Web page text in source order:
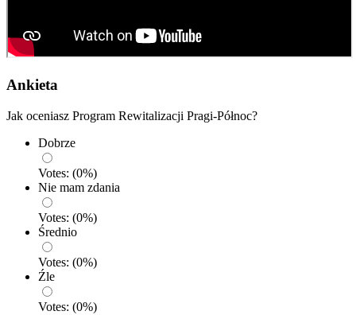
Ankieta
Jak oceniasz Program Rewitalizacji Pragi-Północ?
Dobrze
Votes: (0%)
Nie mam zdania
Votes: (0%)
Średnio
Votes: (0%)
Źle
Votes: (0%)